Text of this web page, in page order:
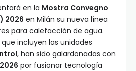
en la Mostra Convegno
2026 en Milán su nueva línea
para calefacción de agua.
incluyen las unidades
, han sido galardonadas con
por fusionar tecnología